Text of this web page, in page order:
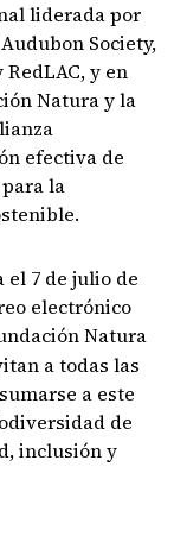
liderada por
Society,
y en
Natura y la
efectiva de
la
el 7 de julio de
electrónico
Natura
a todas las
a este
de
inclusión y